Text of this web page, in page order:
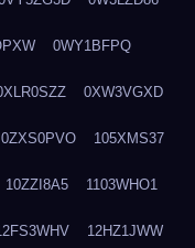
0WY1BFPQ
0XW3VGXD
0ZXS0PVO 105XMS37
10ZZI8A5 1103WHO1
12HZ1JWW